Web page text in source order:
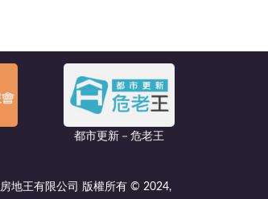
都市更新－危老王
房地王有限公司 版權所有 © 2024,